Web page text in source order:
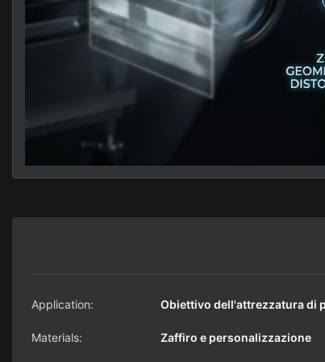
Application: Obiettivo dell'attrezzatura di
Materials: Zaffiro e personalizzazione